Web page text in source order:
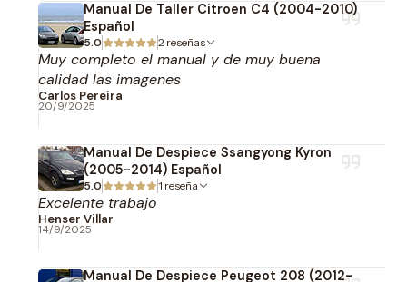
Manual De Taller Citroen C4 (2004-2010)
Español
5.0 2 reseñas
Muy completo el manual y de muy buena
calidad las imagenes
Carlos Pereira
20/9/2025
Manual De Despiece Ssangyong Kyron
(2005-2014) Español
5.0 1 reseña
Excelente trabajo
Henser Villar
14/9/2025
Manual De Despiece Peugeot 208 (2012-